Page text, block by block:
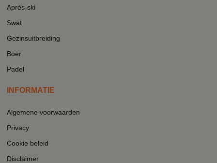
Après-ski
Swat
Gezinsuitbreiding
Boer
Padel
INFORMATIE
Algemene voorwaarden
Privacy
Cookie beleid
Disclaimer